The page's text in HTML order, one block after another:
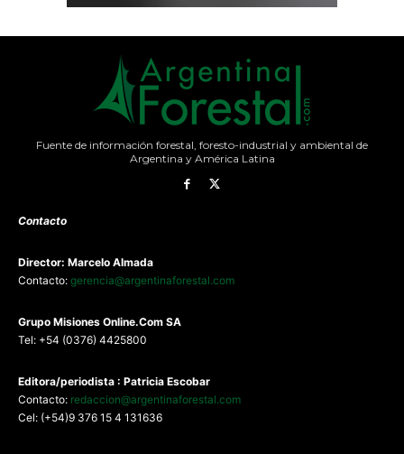
Fuente de información forestal, foresto-industrial y ambiental de
Argentina y América Latina
Contacto
Director: Marcelo Almada
Contacto: gerencia@argentinaforestal.com
Grupo Misiones Online.Com SA
Tel: +54 (0376) 4425800
Editora/periodista : Patricia Escobar
Contacto: redaccion@argentinaforestal.com
Cel: (+54)9 376 15 4 131636